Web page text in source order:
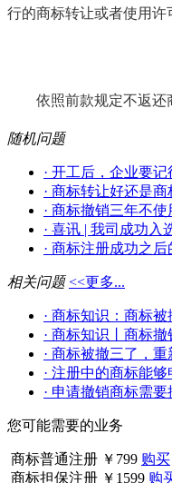
行的商标转让或者使用许
依照前款规定不返还商
随机问题
· 开工后，企业要
· 商标转让好还是商
· 商标撤销三年不
· 喜讯 | 我司成功入
· 商标注册成功之
相关问题 <<更多...
· 商标知识：商标
· 商标知识丨商标
· 商标被撤三了，
· 注册中的商标能
· 申请撤销商标需
您可能需要的业务
商标普通注册 ￥799 购买
商标担保注册 ￥1599 购